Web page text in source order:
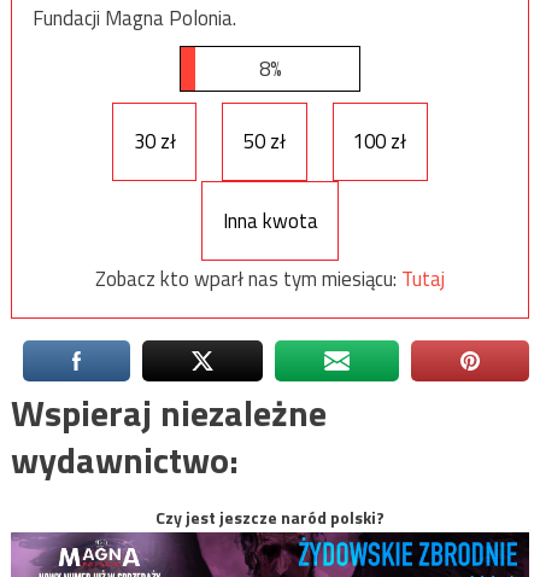
Fundacji Magna Polonia.
8%
30 zł 50 zł 100 zł
Inna kwota
Zobacz kto wparł nas tym miesiącu: Tutaj
Wspieraj niezależne
wydawnictwo:
Czy jest jeszcze naród polski?